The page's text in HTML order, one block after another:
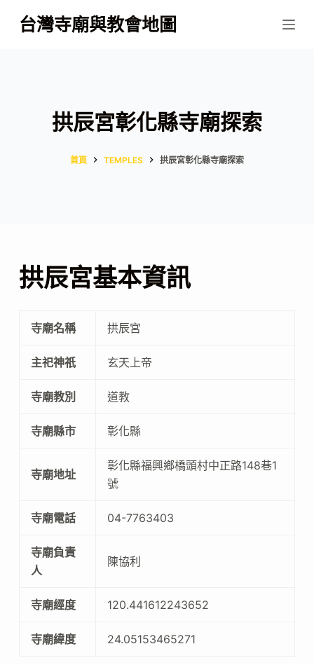
跳
至
台灣寺廟與教會地圖
拱辰宮彰化縣寺廟探索
首頁 TEMPLES 拱辰宮彰化縣寺廟探索
拱辰宮基本資訊
寺廟名稱 拱辰宮
主祀神祇 玄天上帝
寺廟教別 道教
寺廟縣市 彰化縣
寺廟地址
彰化縣福興鄉橋頭村中正路148巷1
號
寺廟電話 04-7763403
寺廟負責
人
陳協利
寺廟經度 120.441612243652
寺廟緯度 24.05153465271